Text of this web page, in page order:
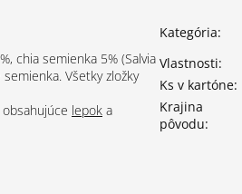
chia semienka 5% (Salvia
Všetky zložky
lepok a
Kategória:
Vlastnosti:
Ks v kartóne:
Krajina
pôvodu: